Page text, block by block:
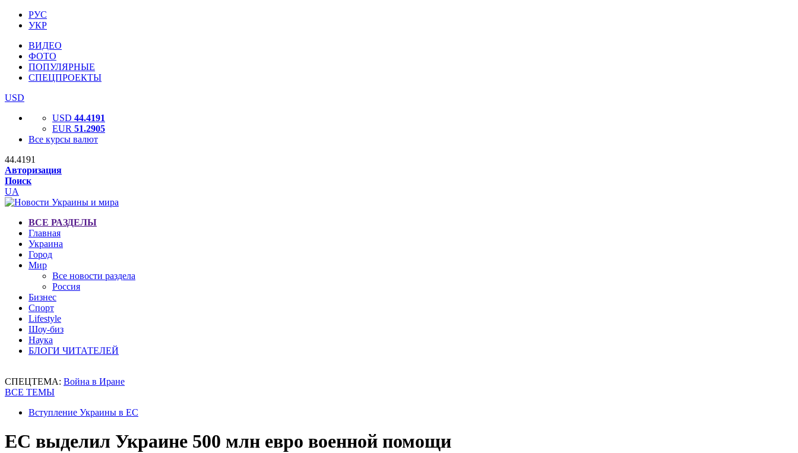
РУС
УКР
ВИДЕО
ФОТО
ПОПУЛЯРНЫЕ
СПЕЦПРОЕКТЫ
USD
USD 44.4191
EUR 51.2905
Все курсы валют
44.4191
Авторизация
Поиск
UA
ВСЕ РАЗДЕЛЫ
Главная
Украина
Город
Мир
Все новости раздела
Россия
Бизнес
Спорт
Lifestyle
Шоу-биз
Наука
БЛОГИ ЧИТАТЕЛЕЙ
СПЕЦТЕМА: Война в Иране
ВСЕ ТЕМЫ
Вступление Украины в ЕС
ЕС выделил Украине 500 млн евро военной помощи